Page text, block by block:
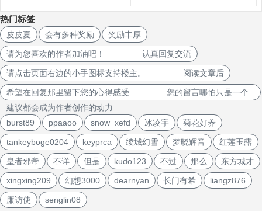
热门标签
皮皮夏 会有多种奖励 奖励丰厚
请为您喜欢的作者加油吧！ 认真回复交流
请点击页面右边的小手图标支持楼主。 阅读文章后
希望在回复那里留下您的心得感受 您的留言哪怕只是一个
建议都会成为作者创作的动力
burst89
ppaaoo snow_xefd 冰凌宇 菊花好养
tankeyboge0204 keyprca 绫城幻雪 梦晓辉音 红莲玉露
皇者邪帝 不详 但是 kudo123 不过 那么 东方城才
xingxing209 幻想3000 dearnyan 长门有希 liangz876
廉访使 senglin08